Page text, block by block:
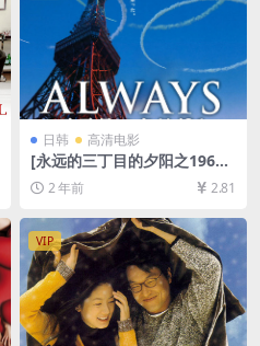
日韩 高清电影
[永远的三丁目的夕阳之1964]
Always 三丁目の夕日’64 (20
12)[百度网盘+夸克网盘1080P
超清未删减资源][网盘在线播
放/下载][MP4/9.5GB][中文字
幕]
2 年前 2.81
VIP